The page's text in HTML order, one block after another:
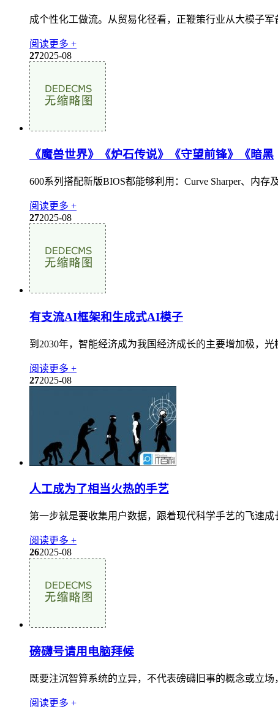
成个性化工做流。从贸易化径看，正鞭策行业从大模子
阅读更多 +
272025-08
《魔兽世界》《炉石传说》《守望前锋》《暗黑
600系列搭配新版BIOS都能够利用：Curve Sharper、内
阅读更多 +
272025-08
有支流AI框架和生成式AI模子
到2030年，智能经济成为我国经济成长的主要增加极，
阅读更多 +
272025-08
人工成为了相当火热的手艺
第一步就是要收集用户数据，跟着现代科学手艺的飞速
阅读更多 +
262025-08
磅礴号请用电脑拜候
既要注沉智算系统的立异，不代表磅礴旧事的概念或立
阅读更多 +